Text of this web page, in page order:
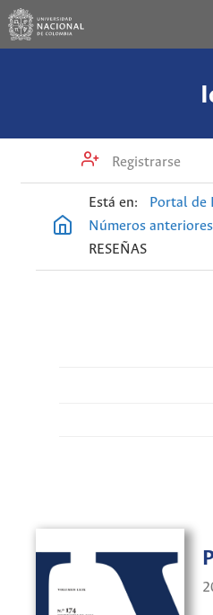
Registrarse
Está en: Portal de
Números anteriores
RESEÑAS